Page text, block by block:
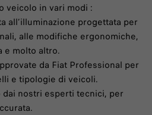
veicolo in vari modi :
all’illuminazione progettata per
alle modifiche ergonomiche,
e molto altro.
da Fiat Professional per
e tipologie di veicoli.
nostri esperti tecnici, per